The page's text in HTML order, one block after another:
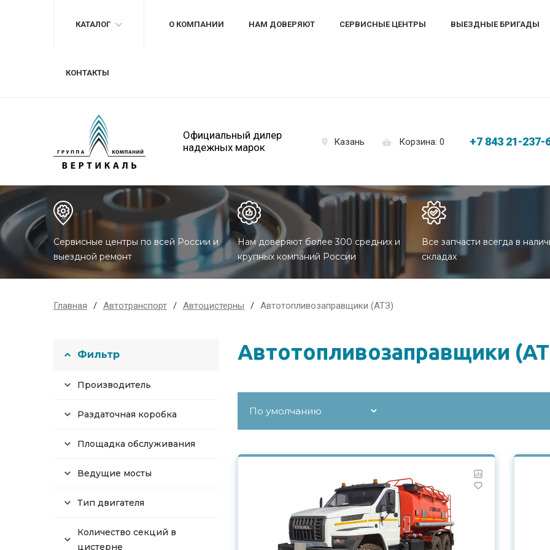
КАТАЛОГ О КОМПАНИИ НАМ ДОВЕРЯЮТ СЕРВИСНЫЕ ЦЕНТРЫ ВЫЕЗДНЫЕ БРИГАДЫ
КОНТАКТЫ
Официальный дилер
надежных марок
Казань Корзина: 0 +7 843 21-237-
Сервисные центры по всей России и
выездной ремонт
Нам доверяют более 300 средних и
крупных компаний России
Все запчасти всегда в
складах
Главная Автотранспорт Автоцистерны Автотопливозаправщики (АТЗ)
Фильтр
Производитель
Раздаточная коробка
Площадка обслуживания
Ведущие мосты
Тип двигателя
Количество секций в
цистерне
Автотопливозаправщики